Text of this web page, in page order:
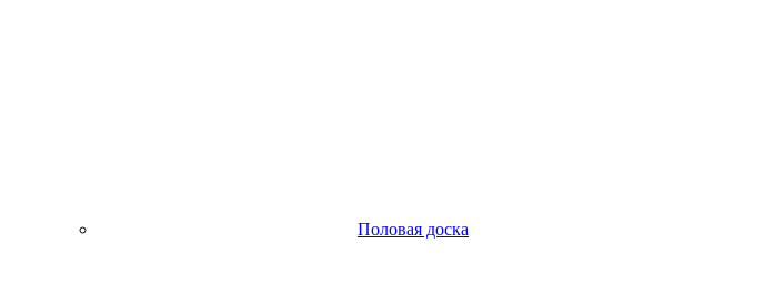
Половая доска